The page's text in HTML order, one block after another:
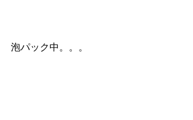
泡パック中。。。